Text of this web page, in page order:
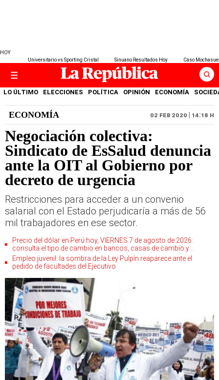
HOY
Universitario vs Sporting Cristal
Sinuano Resultados Hoy Caso
LO ÚLTIMO ELECCIONES POLÍTICA OPINIÓN ECONOMÍA
ECONOMÍA 02 FEB 2020 | 14:18 H
Negociación colectiva:
Sindicato de EsSalud denuncia
ante la OIT al Gobierno por
decreto de urgencia
Restricciones para acceder a un convenio
salarial con el Estado perjudicaría a más de 56
mil trabajadores en ese sector.
Precio del dólar en Perú hoy, VIERNES 7 de agosto de 2026:
consulta el tipo de cambio en bancos, casas de cambio y
plataformas digitales
Empleo juvenil: la sombra de la Ley Pulpín reaparece ante el
pedido de facultades del Ejecutivo